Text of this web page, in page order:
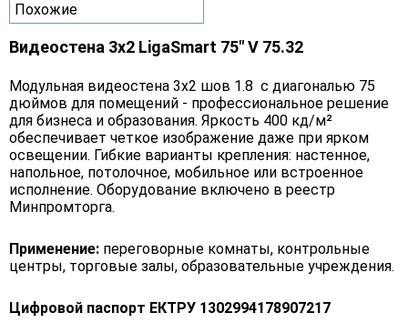
Похожие
Видеостена 3x2 LigaSmart 75" V 75.32
Модульная видеостена 3x2 шов 1.8 с диагональю 75
дюймов для помещений - профессиональное решение
для бизнеса и образования. Яркость 400 кд/м²
обеспечивает четкое изображение даже при ярком
освещении. Гибкие варианты крепления: настенное,
напольное, потолочное, мобильное или встроенное
исполнение. Оборудование включено в реестр
Минпромторга.
Применение: переговорные комнаты, контрольные
центры, торговые залы, образовательные учреждения.
Цифровой паспорт ЕКТРУ 1302994178907217